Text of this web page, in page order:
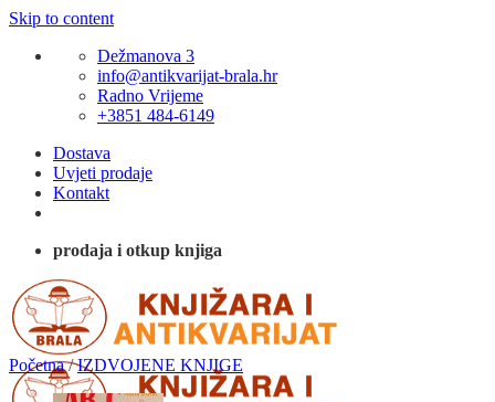
Skip to content
Dežmanova 3
info@antikvarijat-brala.hr
Radno Vrijeme
+3851 484-6149
Dostava
Uvjeti prodaje
Kontakt
prodaja i otkup knjiga
Početna / IZDVOJENE KNJIGE